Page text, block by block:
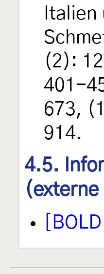
(2):
401-
673,
914.
4.5.
(externe